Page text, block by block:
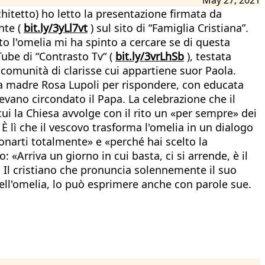
ho letto la presentazione firmata da
( bit.ly/3yLl7vt ) sul sito di “Famiglia Cristiana”.
l'omelia mi ha spinto a cercare se di questa
di “Contrasto Tv“ ( bit.ly/3vrLhSb ), testata
di clarisse cui appartiene suor Paola.
Rosa Lupoli per rispondere, con educata
circondato il Papa. La celebrazione che il
la Chiesa avvolge con il rito un «per sempre» dei
lì che il vescovo trasforma l'omelia in un dialogo
totalmente» e «perché hai scelto la
«Arriva un giorno in cui basta, ci si arrende, è il
cristiano che pronuncia solennemente il suo
lo può esprimere anche con parole sue.